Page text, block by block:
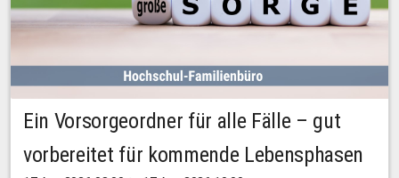
Ein Vorsorgeordner für alle Fälle – gut
vorbereitet für kommende Lebensphasen